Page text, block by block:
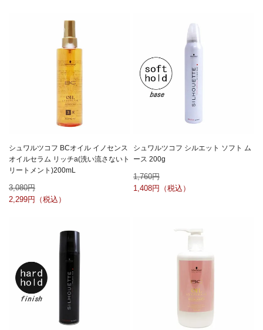
シュワルツコフ BCオイル イノセンス
オイルセラム リッチa(洗い流さないト
リートメント)200mL
3,080
2,299
シュワルツコフ シルエット ソフト ム
ース 200g
1,760
1,408